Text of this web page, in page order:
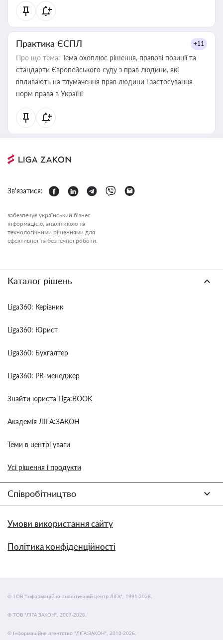
Практика ЄСПЛ +11
Про що тема: Тема охоплює рішення, правові позиції та
стандарти Європейського суду з прав людини, які
впливають на тлумачення прав людини і застосування
норм права в Україні
Зв'язатися:
забезпечує український бізнес
інформацією, аналітикою та
технологічними рішеннями для
ефективної та безпечної роботи.
Каталог рішень
Liga360: Керівник
Liga360: Юрист
Liga360: Бухгалтер
Liga360: PR-менеджер
Знайти юриста Liga:BOOK
Академія ЛІГА:ЗАКОН
Теми в центрі уваги
Усі рішення і продукти
Співробітництво
Умови використання сайту
Політика конфіденційності
© ТОВ "інформаційно-аналітичний центр ЛІГА", 1991-2026.
© ТОВ "ЛІГА ЗАКОН", 2007-2026.
© Інформаційне агентство "ЛІГА:ЗАКОН", 2010-2026.